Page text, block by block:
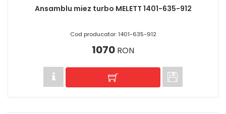
Ansamblu miez turbo MELETT 1401-635-912
Cod producator: 1401-635-912
1070 RON